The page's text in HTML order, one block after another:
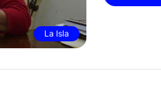
La Isla